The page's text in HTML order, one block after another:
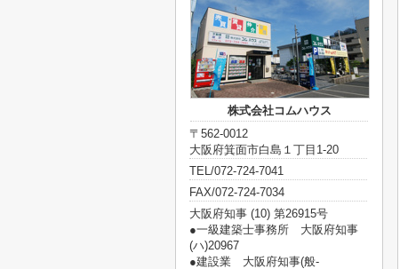
株式会社コムハウス
〒562-0012
大阪府箕面市白島１丁目1-20
TEL/072-724-7041
FAX/072-724-7034
大阪府知事 (10) 第26915号
●一級建築士事務所 大阪府知事
(ハ)20967
●建設業 大阪府知事(般‐